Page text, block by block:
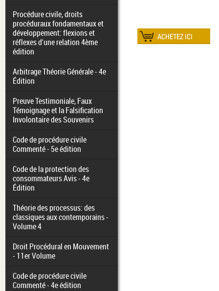
Procédure civile, droits
procéduraux fondamentaux et
développement: flexions et
réflexes d'une relation 4ème
édition
Arbitrage Théorie Générale - 4e
Édition
Preuve Testimoniale, Faux
Témoignage et la Falsification
Involontaire des Souvenirs
Code de procédure civile
Commenté - 5e édition
Code de la protection des
consommateurs Avis - 4e
Édition
Théorie des processus: des
classiques aux contemporains -
Volume 4
Droit Procédural en Mouvement
- 11er Volume
Code de procédure civile
Commenté - 4e édition